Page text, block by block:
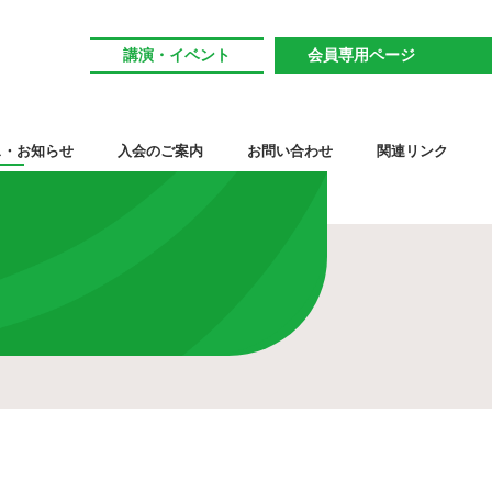
講演・イベント 会員専用ページ
お知らせ 入会のご案内 お問い合わせ 関連リンク